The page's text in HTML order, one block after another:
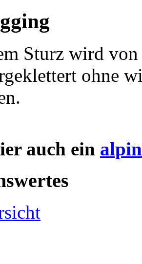
Sturz wird
ohne
auch ein